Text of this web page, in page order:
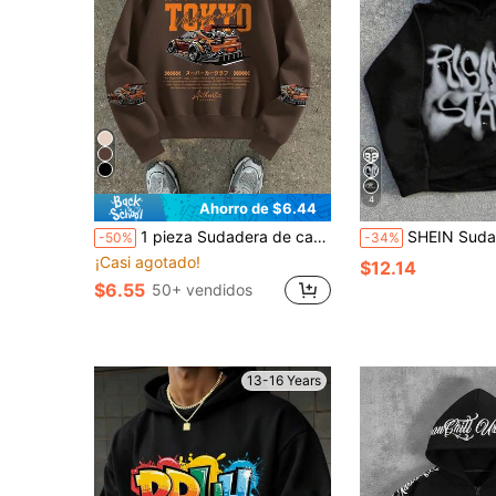
Ahorro de $6.44
-50% 1 pieza Sudadera de carreras para adolescente, cómoda, para reuniones al aire libre en primavera/otoño & estilo personalizado
¡Casi agotado!
$6.55 50+ vendidos
4
-34% SHEIN Sudadera gruesa con estilo deportivo y estilo callejero Y2K, con letras
$12.14
13-16 Years